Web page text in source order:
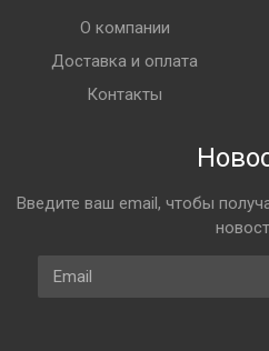
О компании
Доставка и оплата
Контакты
Введите ваш email, чтобы
Email